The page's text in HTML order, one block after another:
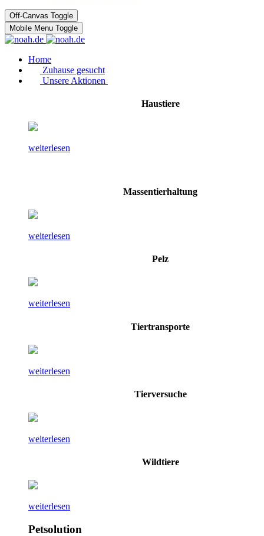
Off-Canvas Toggle
Mobile Menu Toggle
Home
Zuhause gesucht
Unsere Aktionen
Haustiere
weiterlesen
Massentierhaltung
weiterlesen
Pelz
weiterlesen
Tiertransporte
weiterlesen
Tierversuche
weiterlesen
Wildtiere
weiterlesen
Petsolution